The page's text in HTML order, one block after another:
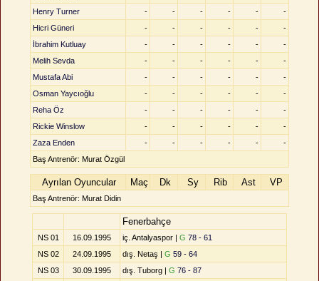
Henry Turner
- - - - -
-
Hicri Güneri
- - - - -
-
İbrahim Kutluay
- - - - -
-
Melih Sevda
- - - - -
-
Mustafa Abi
- - - - -
-
Osman Yaycıoğlu
- - - - -
-
Reha Öz
- - - - -
-
Rickie Winslow
- - - - -
-
Zaza Enden
- - - - -
-
Baş Antrenör: Murat Özgül
Ayrılan Oyuncular Maç Dk Sy Rib Ast VP
Baş Antrenör: Murat Didin
Fenerbahçe
NS 01 16.09.1995 iç. Antalyaspor | G 78 - 61
NS 02
24.09.1995 dış. Netaş | G 59 - 64
NS 03
30.09.1995 dış. Tuborg | G 76 - 87